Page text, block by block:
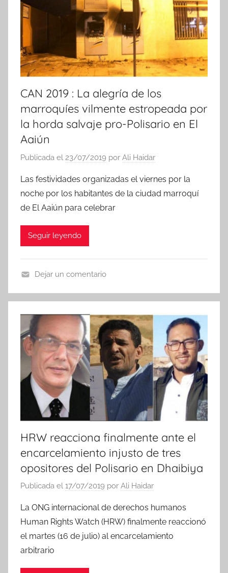
s
CAN 2019 : La alegría de los
marroquíes vilmente estropeada por
la horda salvaje pro-Polisario en El
Aaiún
Publicada el 23/07/2019 por Ali Haidar
Las festividades organizadas el viernes por la
noche por los habitantes de la ciudad marroquí
de El Aaiún para celebrar
Seguir leyendo
o
t
c
s
Dejar un comentario
HRW reacciona finalmente ante el
encarcelamiento injusto de tres
opositores del Polisario en Dhaibiya
Publicada el 17/07/2019 por Ali Haidar
La ONG internacional de derechos humanos
Human Rights Watch (HRW) finalmente reaccionó
el martes (16 de julio) al encarcelamiento
arbitrario